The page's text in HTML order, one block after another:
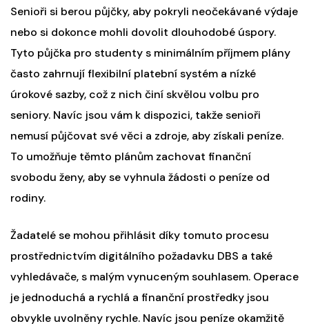
Senioři si berou půjčky, aby pokryli neočekávané výdaje
nebo si dokonce mohli dovolit dlouhodobé úspory.
Tyto půjčka pro studenty s minimálním příjmem plány
často zahrnují flexibilní platební systém a nízké
úrokové sazby, což z nich činí skvělou volbu pro
seniory. Navíc jsou vám k dispozici, takže senioři
nemusí půjčovat své věci a zdroje, aby získali peníze.
To umožňuje těmto plánům zachovat finanční
svobodu ženy, aby se vyhnula žádosti o peníze od
rodiny.
Žadatelé se mohou přihlásit díky tomuto procesu
prostřednictvím digitálního požadavku DBS a také
vyhledávače, s malým vynuceným souhlasem. Operace
je jednoduchá a rychlá a finanční prostředky jsou
obvykle uvolněny rychle. Navíc jsou peníze okamžitě